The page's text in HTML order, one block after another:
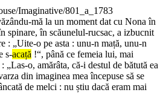
Imaginative/801_a_1783
mă la un moment dat cu Nona în
spinare, în scăunelul-rucsac, a izbucnit
: „Uite-o pe asta : unu-n mață, unu-n
s-acață !“, până ce femeia lui, mai
„Las-o, amărâta, că-i destul de bătută ea
din imaginea mea începuse să se
de melci : nu știu dacă eram mai